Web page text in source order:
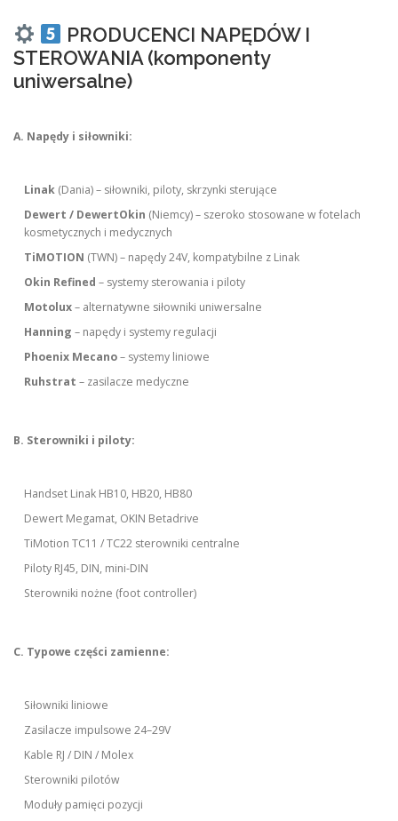
PRODUCENCI NAPĘDÓW I
STEROWANIA (komponenty
uniwersalne)
A. Napędy i siłowniki:
Linak (Dania) – siłowniki, piloty, skrzynki sterujące
Dewert / DewertOkin (Niemcy) – szeroko stosowane w fotelach
kosmetycznych i medycznych
TiMOTION (TWN) – napędy 24V, kompatybilne z Linak
Okin Refined – systemy sterowania i piloty
Motolux– alternatywne siłowniki uniwersalne
Hanning – napędy i systemy regulacji
Phoenix Mecano– systemy liniowe
Ruhstrat – zasilacze medyczne
B. Sterowniki i piloty:
Handset Linak HB10, HB20, HB80
Dewert Megamat, OKIN Betadrive
TiMotion TC11 / TC22 sterowniki centralne
Piloty RJ45, DIN, mini-DIN
Sterowniki nożne (foot controller)
C. Typowe części zamienne:
Siłowniki liniowe
Zasilacze impulsowe 24–29V
Kable RJ / DIN / Molex
Sterowniki pilotów
Moduły pamięci pozycji